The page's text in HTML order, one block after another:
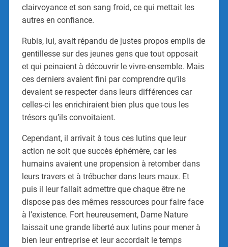
clairvoyance et son sang froid, ce qui mettait les
autres en confiance.
Rubis, lui, avait répandu de justes propos emplis de
gentillesse sur des jeunes gens que tout opposait
et qui peinaient à découvrir le vivre-ensemble. Mais
ces derniers avaient fini par comprendre qu’ils
devaient se respecter dans leurs différences car
celles-ci les enrichiraient bien plus que tous les
trésors qu’ils convoitaient.
Cependant, il arrivait à tous ces lutins que leur
action ne soit que succès éphémère, car les
humains avaient une propension à retomber dans
leurs travers et à trébucher dans leurs maux. Et
puis il leur fallait admettre que chaque être ne
dispose pas des mêmes ressources pour faire face
à l’existence. Fort heureusement, Dame Nature
laissait une grande liberté aux lutins pour mener à
bien leur entreprise et leur accordait le temps